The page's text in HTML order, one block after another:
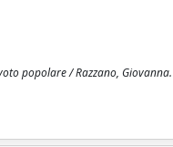
popolare / Razzano,